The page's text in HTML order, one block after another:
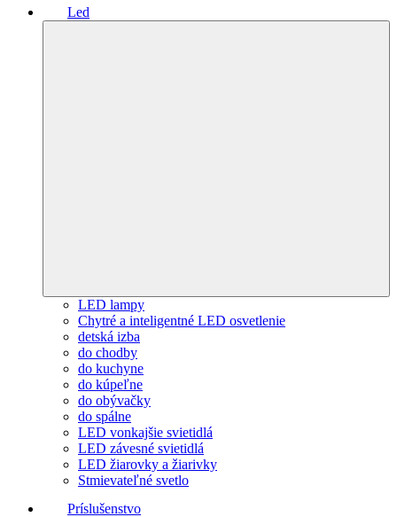
Led
LED lampy
Chytré a inteligentné LED osvetlenie
detská izba
do chodby
do kuchyne
do kúpeľne
do obývačky
do spálne
LED vonkajšie svietidlá
LED závesné svietidlá
LED žiarovky a žiarivky
Stmievateľné svetlo
Príslušenstvo